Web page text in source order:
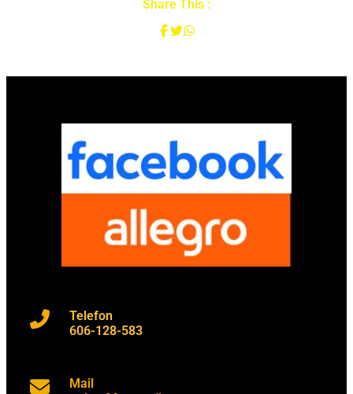
Share This :
Telefon
606-128-583
Mail